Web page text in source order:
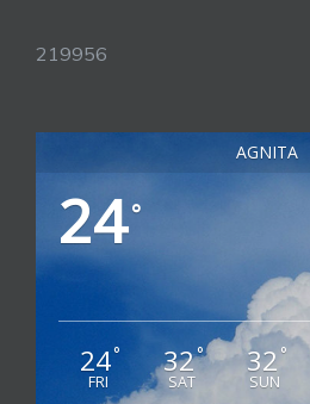
219956
AGNITA
24°
24°
FRI
32°
SAT
32°
SUN